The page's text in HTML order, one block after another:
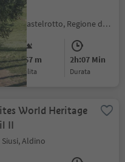
Alpe di Siusi, Castelrotto, Regione dolomitica Alpe di Siusi
167 m
Salita
2h:07 Min
durata
World Heritage
II
Aldino